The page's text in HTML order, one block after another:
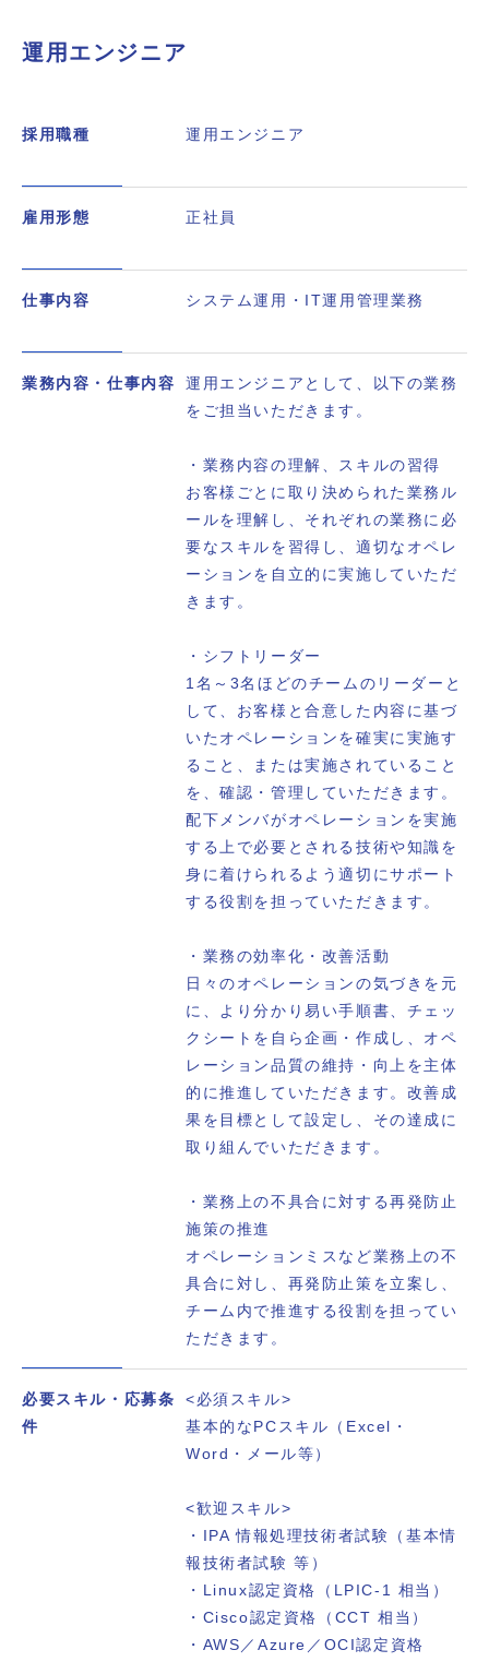
運用エンジニア
採用職種 運用エンジニア
雇用形態 正社員
仕事内容 システム運用・IT運用管理業務
業務内容・仕事内容
運用エンジニアとして、以下の業務
をご担当いただきます。
・業務内容の理解、スキルの習得
お客様ごとに取り決められた業務ル
ールを理解し、それぞれの業務に必
要なスキルを習得し、適切なオペレ
ーションを自立的に実施していただ
きます。
・シフトリーダー
1名～3名ほどのチームのリーダーと
して、お客様と合意した内容に基づ
いたオペレーションを確実に実施す
ること、または実施されていること
を、確認・管理していただきます。
配下メンバがオペレーションを実施
する上で必要とされる技術や知識を
身に着けられるよう適切にサポート
する役割を担っていただきます。
・業務の効率化・改善活動
日々のオペレーションの気づきを元
に、より分かり易い手順書、チェッ
クシートを自ら企画・作成し、オペ
レーション品質の維持・向上を主体
的に推進していただきます。改善成
果を目標として設定し、その達成に
取り組んでいただきます。
・業務上の不具合に対する再発防止
施策の推進
オペレーションミスなど業務上の不
具合に対し、再発防止策を立案し、
チーム内で推進する役割を担ってい
ただきます。
必要スキル・応募条
件
<必須スキル>
基本的なPCスキル（Excel・
Word・メール等）
<歓迎スキル>
・IPA 情報処理技術者試験（基本情
報技術者試験 等）
・Linux認定資格（LPIC-1 相当）
・Cisco認定資格（CCT 相当）
・AWS／Azure／OCI認定資格